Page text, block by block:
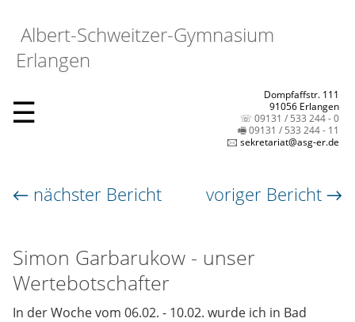
Albert-Schweitzer-Gymnasium
Erlangen
☰
Dompfaffstr. 111
91056 Erlangen
☏ 09131 / 533 244 - 0
🖷 09131 / 533 244 - 11
🖂 sekretariat@asg-er.de
← nächster Bericht voriger Bericht →
Simon Garbarukow - unser
Wertebotschafter
In der Woche vom 06.02. - 10.02. wurde ich in Bad